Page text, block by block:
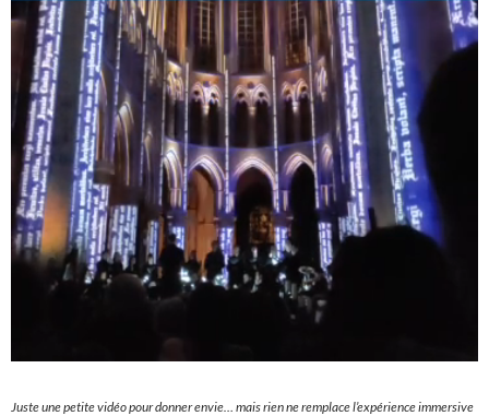
Juste une petite vidéo pour donner envie… mais rien ne remplace l’expérience immersive